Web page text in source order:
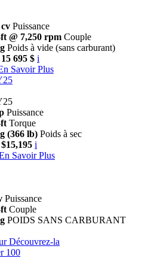
cv Puissance
@ 7,250 rpm Couple
Poids à vide (sans carburant)
695 $ i
Savoir Plus
Puissance
Torque
(366 lb) Poids à sec
i
Savoir Plus
Puissance
Couple
POIDS SANS CARBURANT
Découvrez-la
100